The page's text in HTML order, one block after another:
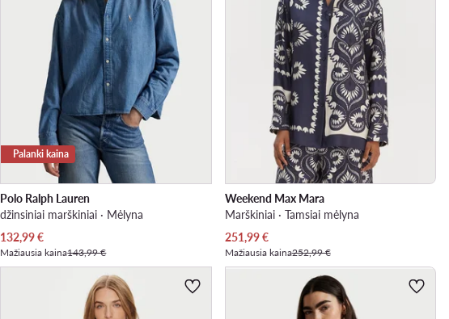
Palanki kaina
Polo Ralph Lauren
džinsiniai marškiniai · Mėlyna
Dabartinė kaina
132,99€
Mažiausia kaina143,99 €
Weekend Max Mara
Marškiniai · Tamsiai mėlyna
Dabartinė kaina
251,99€
Mažiausia kaina252,99 €